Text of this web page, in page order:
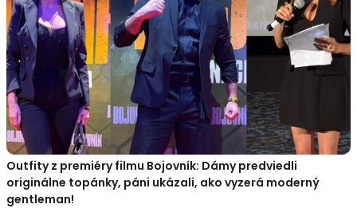
Outfity z premiéry filmu Bojovník: Dámy predviedli
originálne topánky, páni ukázali, ako vyzerá moderný
gentleman!